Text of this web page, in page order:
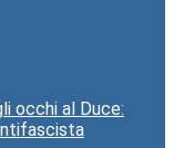
occhi al Duce: